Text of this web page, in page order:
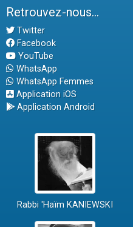
Retrouvez-nous...
Twitter
Facebook
YouTube
WhatsApp
WhatsApp Femmes
Application iOS
Application Android
Rabbi 'Haïm KANIEWSKI